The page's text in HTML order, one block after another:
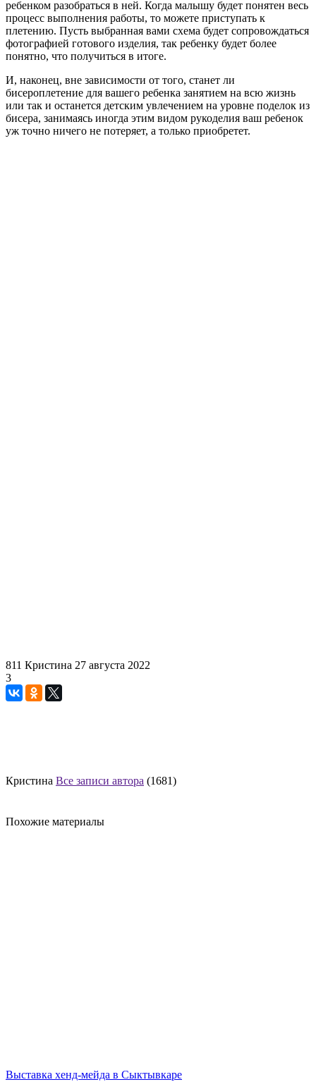
ребенком разобраться в ней. Когда малышу будет понятен весь
процесс выполнения работы, то можете приступать к
плетению. Пусть выбранная вами схема будет сопровождаться
фотографией готового изделия, так ребенку будет более
понятно, что получиться в итоге.
И, наконец, вне зависимости от того, станет ли
бисероплетение для вашего ребенка занятием на всю жизнь
или так и останется детским увлечением на уровне поделок из
бисера, занимаясь иногда этим видом рукоделия ваш ребенок
уж точно ничего не потеряет, а только приобретет.
811 Кристина 27 августа 2022
3
Кристина Все записи автора (1681)
Похожие материалы
Выставка хенд-мейда в Сыктывкаре